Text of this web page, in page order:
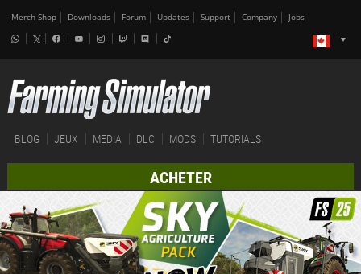
Merch-Shop Downloads Forum Updates Support Company Jobs
BLOG JEUX MEDIA DLC MODS TUTORIALS
ACHETER